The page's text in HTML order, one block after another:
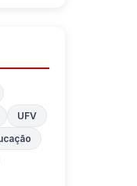
UFV